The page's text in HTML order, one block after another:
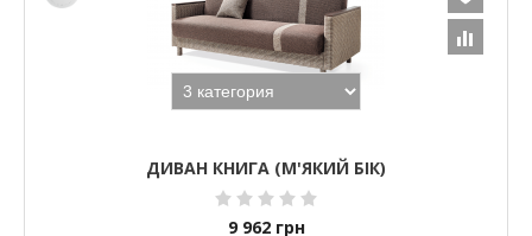
ДИВАН КНИГА (М'ЯКИЙ БІК)
9 962 грн